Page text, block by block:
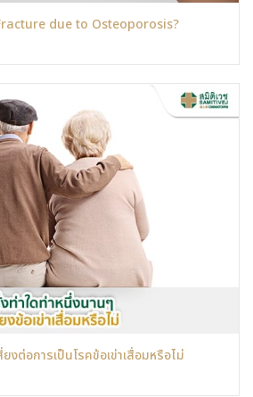
due to Osteoporosis?
งต่อการเป็นโรคข้อเข่าเสื่อมหรือไม่